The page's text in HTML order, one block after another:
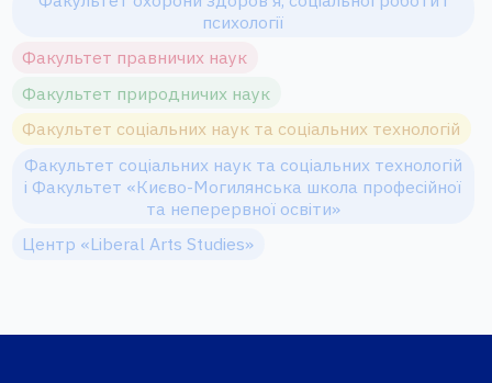
психології
Факультет правничих наук
Факультет природничих наук
Факультет соціальних наук та соціальних технологій
Факультет соціальних наук та соціальних технологій
і Факультет «Києво-Могилянська школа професійної
та неперервної освіти»
Центр «Liberal Arts Studies»